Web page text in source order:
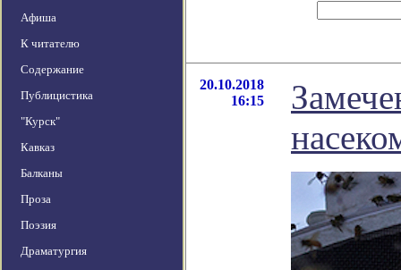
Афиша
К читателю
Содержание
Публицистика
"Курск"
Кавказ
Балканы
Проза
Поэзия
Драматургия
20.10.2018
16:15